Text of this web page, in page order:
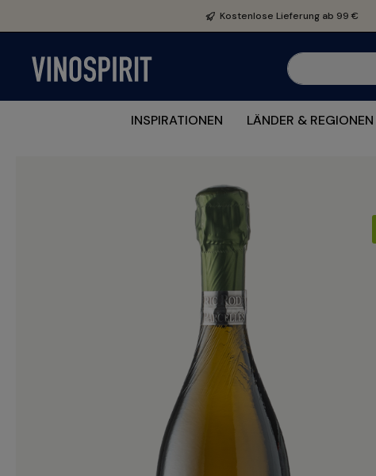
Zur Hauptnavigation springenKostenlose Lieferung ab 99 €
INSPIRATIONEN LÄNDER & REGIONEN